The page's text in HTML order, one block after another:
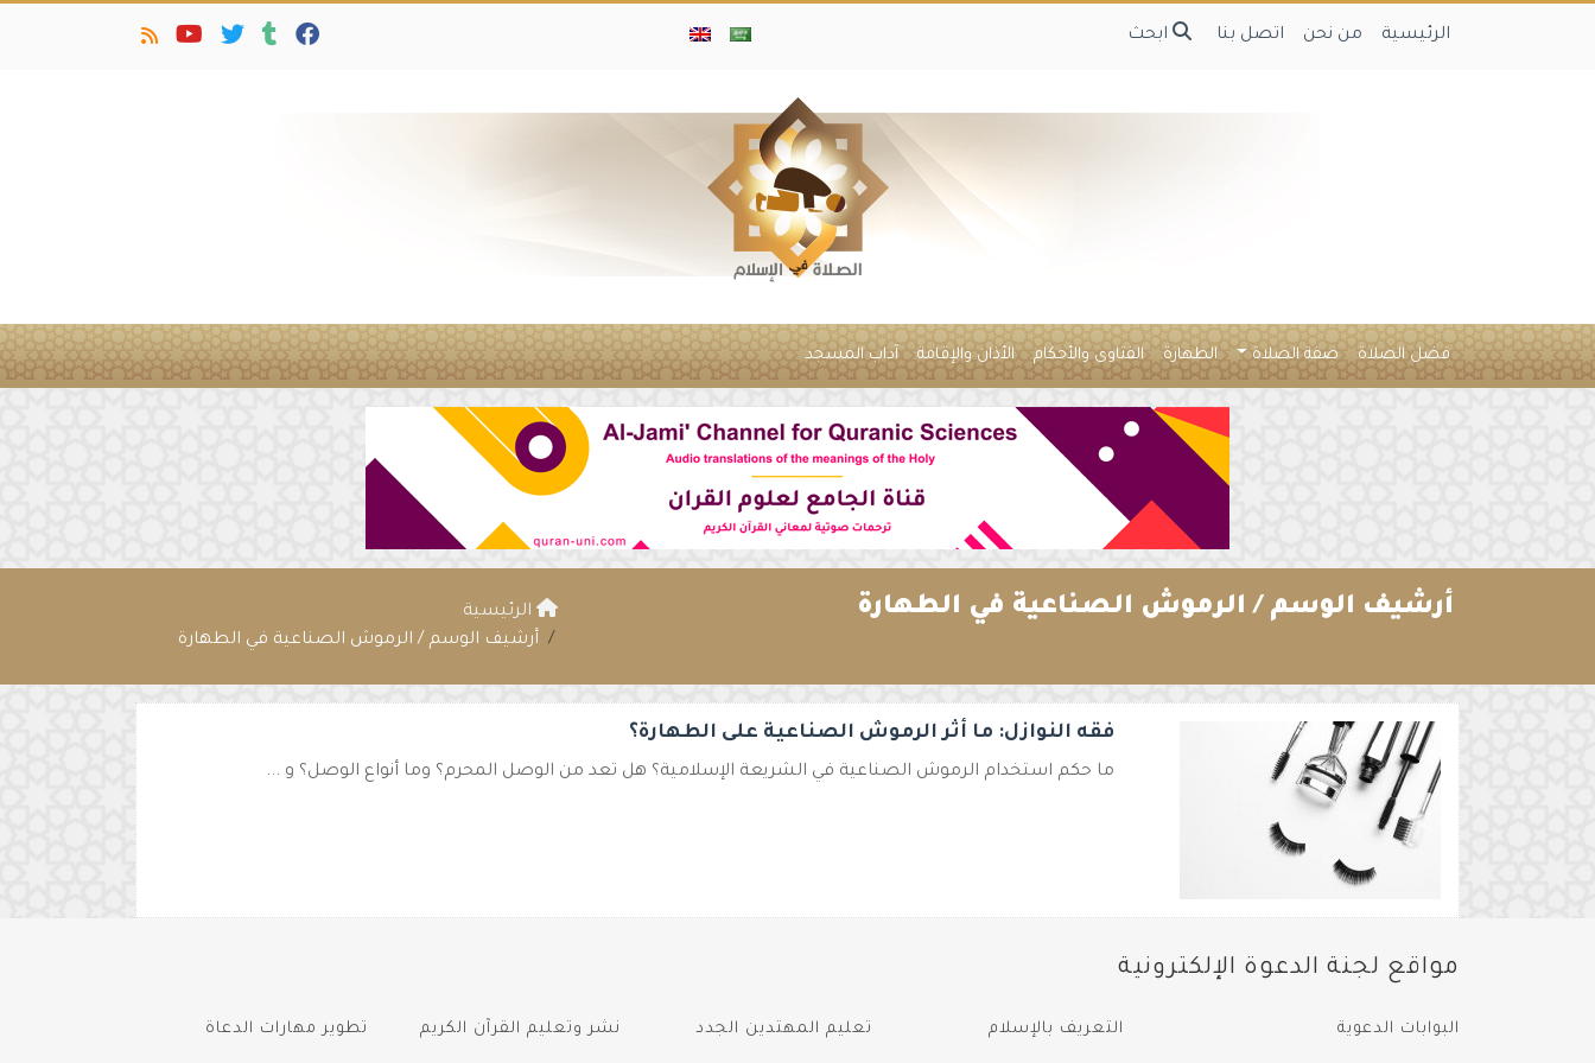
الرئيسية من نحن اتصل بنا ابحث
فضل الصلاة صفة الصلاة الطهارة الفتاوى والأحكام الأذان والإقامة آداب المسجد
أرشيف الوسم / الرموش الصناعية في الطهارة
الرئيسية
أرشيف الوسم / الرموش الصناعية في الطهارة
فقه النوازل: ما أثر الرموش الصناعية على الطهارة؟
ما حكم استخدام الرموش الصناعية في الشريعة الإسلامية؟ هل تعد من الوصل المحرم؟ وما أنواع الوصل؟ و ...
مواقع لجنة الدعوة الإلكترونية
البوابات الدعوية التعريف بالإسلام تعليم المهتدين الجدد نشر وتعليم القرآن الكريم تطوير مهارات الدعاة